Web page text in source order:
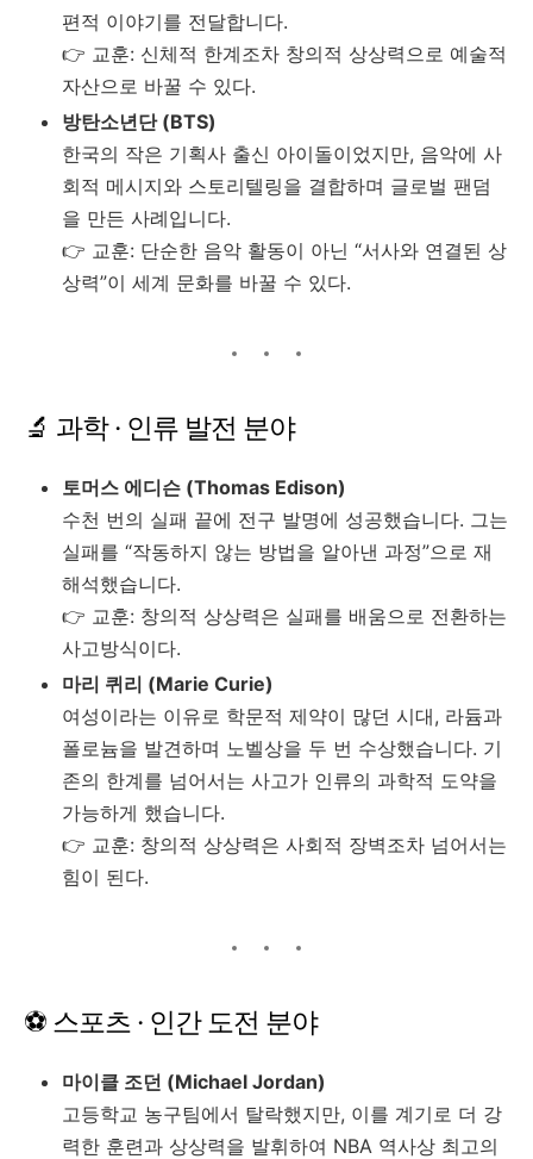
편적 이야기를 전달합니다.
👉 교훈: 신체적 한계조차 창의적 상상력으로 예술적
자산으로 바꿀 수 있다.
방탄소년단 (BTS)
한국의 작은 기획사 출신 아이돌이었지만, 음악에 사
회적 메시지와 스토리텔링을 결합하며 글로벌 팬덤
을 만든 사례입니다.
👉 교훈: 단순한 음악 활동이 아닌 “서사와 연결된 상
상력”이 세계 문화를 바꿀 수 있다.
🔬 과학 · 인류 발전 분야
토머스 에디슨 (Thomas Edison)
수천 번의 실패 끝에 전구 발명에 성공했습니다. 그는
실패를 “작동하지 않는 방법을 알아낸 과정”으로 재
해석했습니다.
👉 교훈: 창의적 상상력은 실패를 배움으로 전환하는
사고방식이다.
마리 퀴리 (Marie Curie)
여성이라는 이유로 학문적 제약이 많던 시대, 라듐과
폴로늄을 발견하며 노벨상을 두 번 수상했습니다. 기
존의 한계를 넘어서는 사고가 인류의 과학적 도약을
가능하게 했습니다.
👉 교훈: 창의적 상상력은 사회적 장벽조차 넘어서는
힘이 된다.
⚽ 스포츠 · 인간 도전 분야
마이클 조던 (Michael Jordan)
고등학교 농구팀에서 탈락했지만, 이를 계기로 더 강
력한 훈련과 상상력을 발휘하여 NBA 역사상 최고의